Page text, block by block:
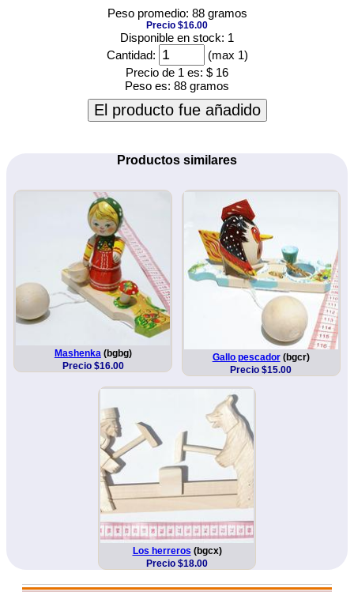
Peso promedio: 88 gramos
Precio $16.00
Disponible en stock: 1
Cantidad:
(max 1)
Precio de 1 es: $ 16
Peso es: 88 gramos
El producto fue añadido
Productos similares
Mashenka(bgbg)
Precio $16.00
Gallo pescador(bgcr)
Precio $15.00
Los herreros (bgcx)
Precio $18.00